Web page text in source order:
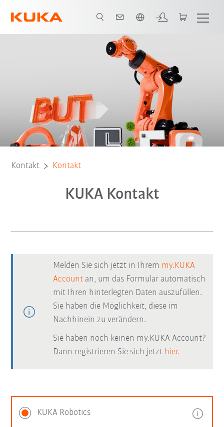
Kontakt Kontakt
KUKA Kontakt
Melden Sie sich jetzt in Ihrem my.KUKA
Account an, um das Formular automatisch
mit Ihren hinterlegten Daten auszufüllen.
Sie haben die Möglichkeit, diese im
Nachhinein zu verändern.
Sie haben noch keinen my.KUKA Account?
Dann registrieren Sie sich jetzt hier.
KUKA Robotics